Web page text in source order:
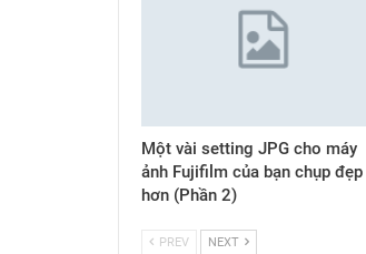
Một vài setting JPG cho máy
ảnh Fujifilm của bạn chụp đẹp
hơn (Phần 2)
PREV NEXT